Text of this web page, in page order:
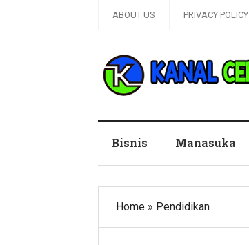
ABOUT US PRIVACY POLICY
Bisnis Manasuka
Home » Pendidikan